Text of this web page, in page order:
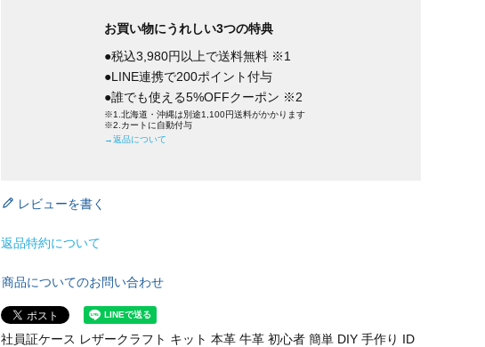
お買い物にうれしい3つの特典
●税込3,980円以上で送料無料 ※1
●LINE連携で200ポイント付与
●誰でも使える5%OFFクーポン ※2
※1.北海道・沖縄は別途1,100円送料がかかります
※2.カートに自動付与
→返品について
レビューを書く
返品特約について
商品についてのお問い合わせ
社員証ケース レザークラフト キット 本革 牛革 初心者 簡単 DIY 手作り ID